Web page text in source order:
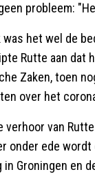
probleem:
het wel de
Rutte aan dat
Zaken, toen
over het
verhoor van
onder ede
in Groningen en